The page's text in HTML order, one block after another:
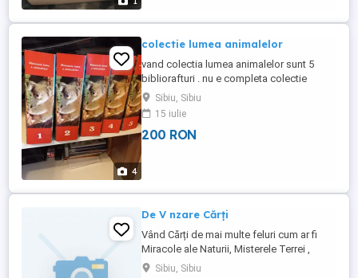
4
colectie lumea animalelor
vand colectia lumea animalelor sunt 5
bibliorafturi . nu e completa colectie
lipsesc cateva numere pe care nu le-am
mai colectionat
Sibiu, Sibiu
15 iulie
200 RON
De V nzare Cărți
Vând Cărți de mai multe feluri cum ar fi
Miracole ale Naturii, Misterele Terrei ,
Farmacia Naturii și așa mai departe
Sibiu, Sibiu